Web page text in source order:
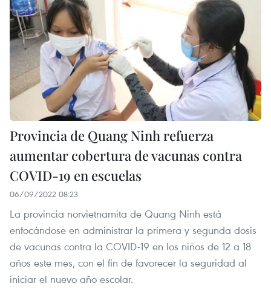
Provincia de Quang Ninh refuerza
aumentar cobertura de vacunas contra
COVID-19 en escuelas
06/09/2022 08:23
La provincia norvietnamita de Quang Ninh está
enfocándose en administrar la primera y segunda dosis
de vacunas contra la COVID-19 en los niños de 12 a 18
años este mes, con el fin de favorecer la seguridad al
iniciar el nuevo año escolar.